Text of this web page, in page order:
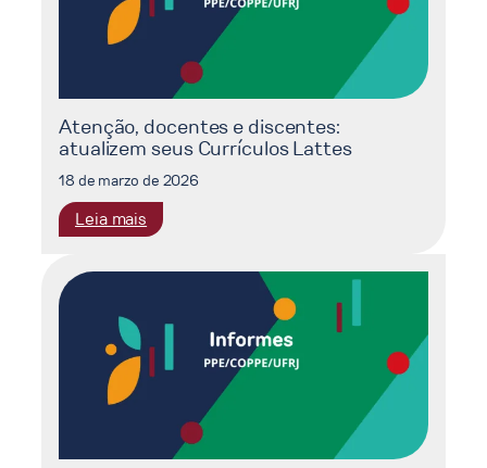
seleção
docente
Edital
nº
875
Atenção, docentes e discentes:
atualizem seus Currículos Lattes
18 de marzo de 2026
Leia mais
Atenção,
docentes
atualizem
Currículos